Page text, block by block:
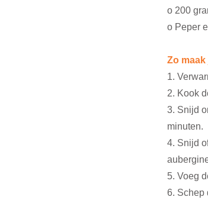
o 200
o Peper
Zo maak
1.
2. Kook
3. Snijd
minuten.
4. Snijd
5. Voeg
6. Schep